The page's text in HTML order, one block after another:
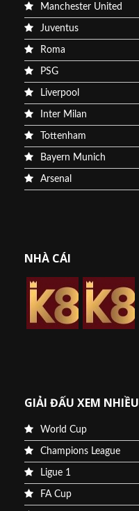
Manchester United
Juventus
Roma
PSG
Liverpool
Inter Milan
Tottenham
Bayern Munich
Arsenal
NHÀ CÁI
GIẢI ĐẤU XEM NHIỀU
World Cup
Champions League
Ligue 1
FA Cup